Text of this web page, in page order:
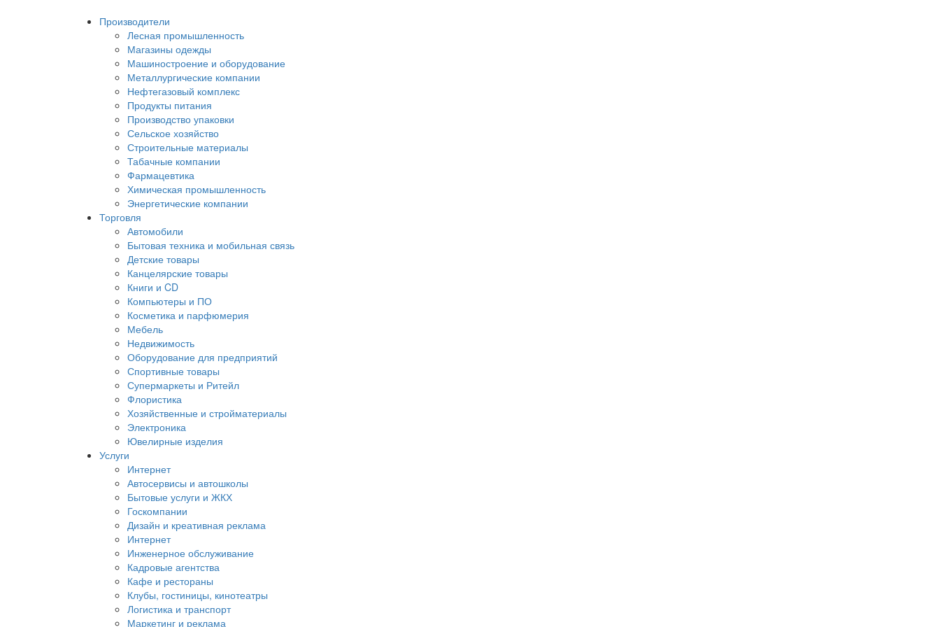
Производители
Лесная промышленность
Магазины одежды
Машиностроение и оборудование
Металлургические компании
Нефтегазовый комплекс
Продукты питания
Производство упаковки
Сельское хозяйство
Строительные материалы
Табачные компании
Фармацевтика
Химическая промышленность
Энергетические компании
Торговля
Автомобили
Бытовая техника и мобильная связь
Детские товары
Канцелярские товары
Книги и CD
Компьютеры и ПО
Косметика и парфюмерия
Мебель
Недвижимость
Оборудование для предприятий
Спортивные товары
Супермаркеты и Ритейл
Флористика
Хозяйственные и стройматериалы
Электроника
Ювелирные изделия
Услуги
Интернет
Автосервисы и автошколы
Бытовые услуги и ЖКХ
Госкомпании
Дизайн и креативная реклама
Интернет
Инженерное обслуживание
Кадровые агентства
Кафе и рестораны
Клубы, гостиницы, кинотеатры
Логистика и транспорт
Маркетинг и реклама